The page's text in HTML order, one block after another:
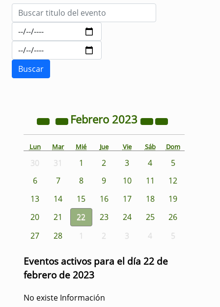
Febrero 2023
Lun Mar Mié Jue Vie Sáb Dom
30 31 1 2 3 4
5
6
7 8 9 10 11
12
13
14 15 16 17 18
19
20
21 22 23 24 25
26
27
28 1 2 3 4 5
Eventos activos para el día 22 de
febrero de 2023
No existe Información